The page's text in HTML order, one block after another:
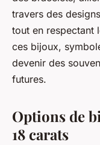
travers des
tout en respectant
ces bijoux,
devenir des
futures.
Options de
18 carats